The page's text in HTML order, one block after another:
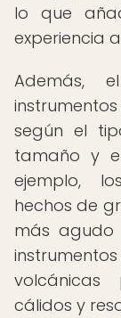
lo que
experiencia
Además,
según el
tamaño y
ejemplo,
hechos de
más agudo
cálidos y